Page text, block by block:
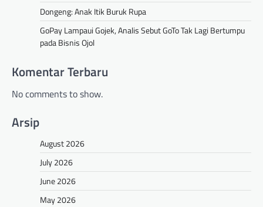
Dongeng: Anak Itik Buruk Rupa
GoPay Lampaui Gojek, Analis Sebut GoTo Tak Lagi Bertumpu
pada Bisnis Ojol
Komentar Terbaru
No comments to show.
Arsip
August 2026
July 2026
June 2026
May 2026